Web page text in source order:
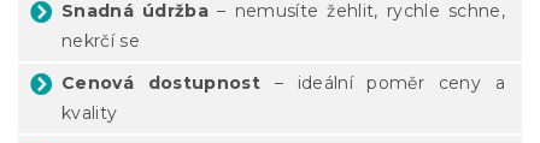
Snadná údržba – nemusíte žehlit, rychle schne,
nekrčí se
Cenová dostupnost– ideální poměr ceny a
kvality